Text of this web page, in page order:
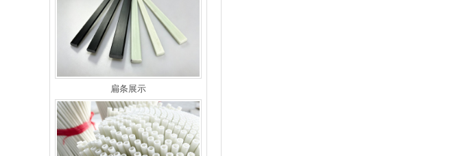
扁条展示